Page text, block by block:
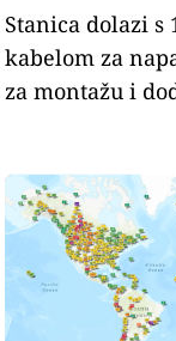
Stanica dolazi
kabelom za
za montažu i